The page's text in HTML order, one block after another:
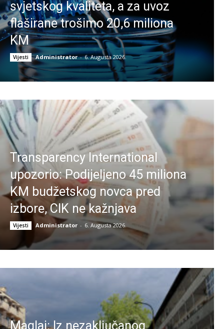
svjetskog kvaliteta, a za uvoz
flaširane trošimo 20,6 miliona
KM
Vijesti Administrator - 6. Augusta 2026.
Transparency International
upozorio: Podijeljeno 45 miliona
KM budžetskog novca pred
izbore, CIK ne kažnjava
Vijesti Administrator - 6. Augusta 2026.
Maglaj: Iz nezaključanog